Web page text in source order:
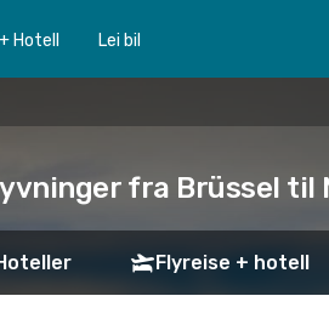
Hotell Lei bil
fra Brüssel til
Flyreise + hotell